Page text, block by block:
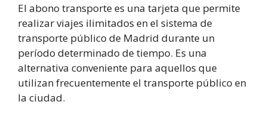
El abono transporte es una tarjeta que permite
realizar viajes ilimitados en el sistema de
transporte público de Madrid durante un
período determinado de tiempo. Es una
alternativa conveniente para aquellos que
utilizan frecuentemente el transporte público en
la ciudad.